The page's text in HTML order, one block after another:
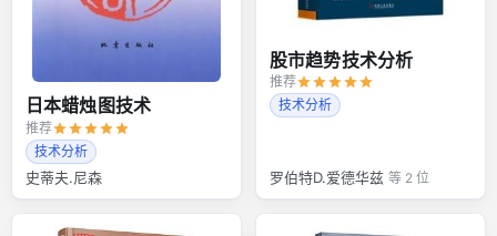
日本蜡烛图技术
推荐
技术分析
史蒂夫.尼森
股市趋势技术分析
推荐
技术分析
罗伯特D.爱德华兹 等 2 位